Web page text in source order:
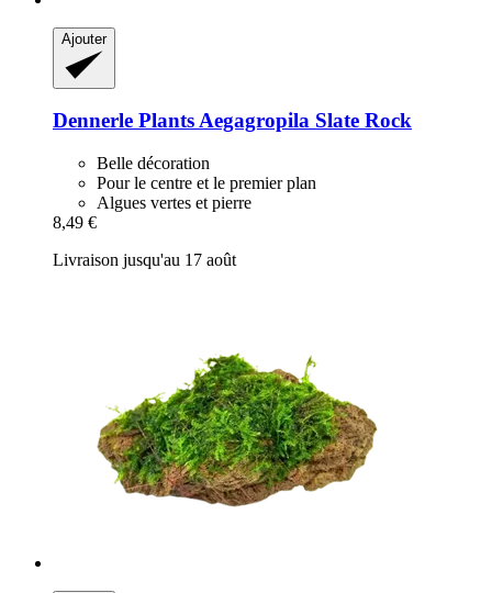
Ajouter
Dennerle PlantsAegagropila Slate Rock
Belle décoration
Pour le centre et le premier plan
Algues vertes et pierre
8,49 €
Livraison jusqu'au 17 août